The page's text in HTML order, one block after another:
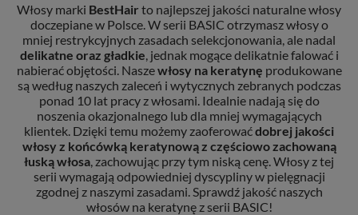
Włosy marki BestHair to najlepszej jakości naturalne włosy
doczepiane w Polsce. W serii BASIC otrzymasz włosy o
mniej restrykcyjnych zasadach selekcjonowania, ale nadal
delikatne oraz gładkie , jednak mogące delikatnie falować i
nabierać objętości. Naszewłosy na keratynę produkowane
są według naszych zaleceń i wytycznych zebranych podczas
ponad 10 lat pracy z włosami. Idealnie nadają się do
noszenia okazjonalnego lub dla mniej wymagających
klientek. Dzięki temu możemy zaoferowaćdobrej jakości
włosy z końcówką keratynowąz częściowo zachowaną
łuską włosa , zachowując przy tym niską cenę. Włosy z tej
serii wymagają odpowiedniej dyscypliny w pielęgnacji
zgodnej z naszymi zasadami. Sprawdź jakość naszych
włosów na keratynę z serii BASIC!